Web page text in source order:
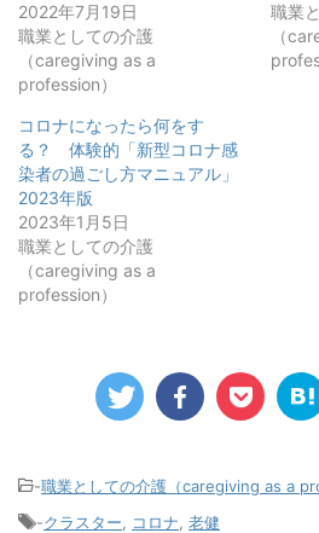
2022年7月19日
職業としての介護
（caregiving as a
profession）
職業
（
コロナになったら何をす
る？ 体験的「新型コロナ感
染者の過ごし方マニュアル」
2023年版
2023年1月5日
職業としての介護
（caregiving as a
profession）
-職業としての介護（caregiving as a
-クラスター コロナ 老健